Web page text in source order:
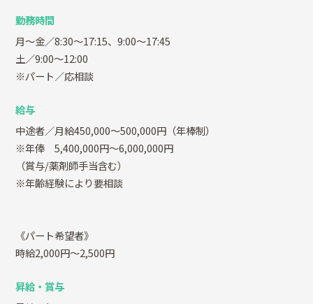
勤務時間
月～金／8:30～17:15、9:00～17:45
土／9:00～12:00
※パート／応相談
給与
中途者／月給450,000～500,000円（年棒制）
※年俸 5,400,000円～6,000,000円
（賞与/薬剤師手当含む）
※年齢経験により要相談
《パート希望者》
時給2,000円～2,500円
昇給・賞与